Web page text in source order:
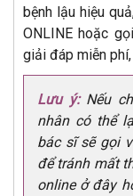
bệnh lậu hiệu
ONLINE hoặc
giải đáp miễn phí,
Lưu ý:Nếu
nhân có thể
bác sĩ sẽ gọi
để tránh mất
online ở đây